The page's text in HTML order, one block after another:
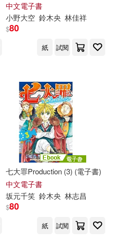
中文電子書
小野大空 鈴木央 林佳祥
$80
紙 試閱
七大罪Production (3) (電子書)
中文電子書
坂元千笑 鈴木央 林志昌
$80
紙 試閱